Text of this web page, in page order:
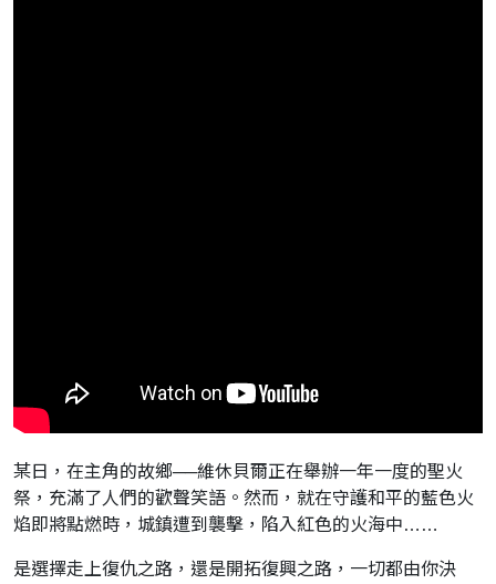
某日，在主角的故鄉──維休貝爾正在舉辦一年一度的聖火
祭，充滿了人們的歡聲笑語。然而，就在守護和平的藍色火
焰即將點燃時，城鎮遭到襲擊，陷入紅色的火海中……
是選擇走上復仇之路，還是開拓復興之路，一切都由你決